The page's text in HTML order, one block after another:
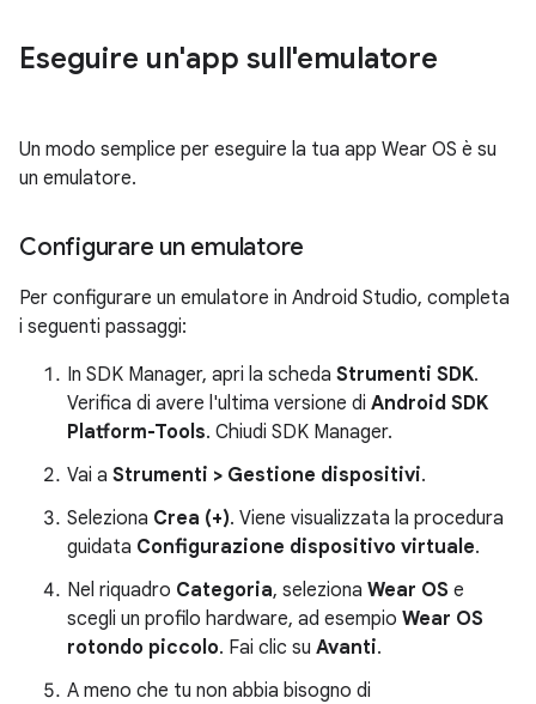
Eseguire un'app sull'emulatore
Un modo semplice per eseguire la tua app Wear OS è su
un emulatore.
Configurare un emulatore
Per configurare un emulatore in Android Studio, completa
i seguenti passaggi:
In SDK Manager, apri la scheda Strumenti SDK.
Verifica di avere l'ultima versione di Android SDK
Platform-Tools. Chiudi SDK Manager.
Vai a Strumenti > Gestione dispositivi.
Seleziona Crea (+). Viene visualizzata la procedura
guidata Configurazione dispositivo virtuale.
Nel riquadro Categoria, seleziona Wear OS e
scegli un profilo hardware, ad esempio Wear OS
rotondo piccolo. Fai clic su Avanti.
A meno che tu non abbia bisogno di